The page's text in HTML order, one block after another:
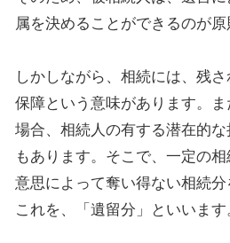
属を決めることができるのが原
しかしながら、相続には、残
保障という意味があります。
場合、相続人の有する潜在的
もあります。そこで、一定の
意思によって奪い得ない相続分
これを、「遺留分」といいます